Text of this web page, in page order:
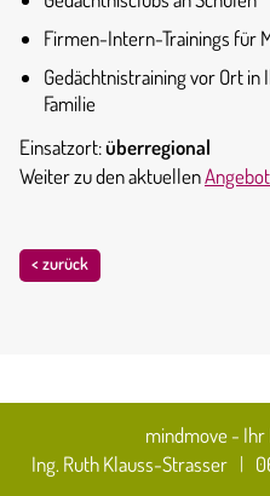
Firmen-Intern-Trainings für
Gedächtnistraining vor Ort
Familie
Einsatzort:überregional
Weiter zu den aktuellen
< zurück
mindmove -
Ing. Ruth Klauss-Strasser |